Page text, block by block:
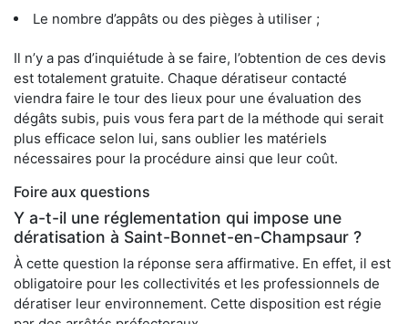
Le nombre d’appâts ou des pièges à utiliser ;
Il n’y a pas d’inquiétude à se faire, l’obtention de ces devis
est totalement gratuite. Chaque dératiseur contacté
viendra faire le tour des lieux pour une évaluation des
dégâts subis, puis vous fera part de la méthode qui serait
plus efficace selon lui, sans oublier les matériels
nécessaires pour la procédure ainsi que leur coût.
Foire aux questions
Y a-t-il une réglementation qui impose une
dératisation à Saint-Bonnet-en-Champsaur ?
À cette question la réponse sera affirmative. En effet, il est
obligatoire pour les collectivités et les professionnels de
dératiser leur environnement. Cette disposition est régie